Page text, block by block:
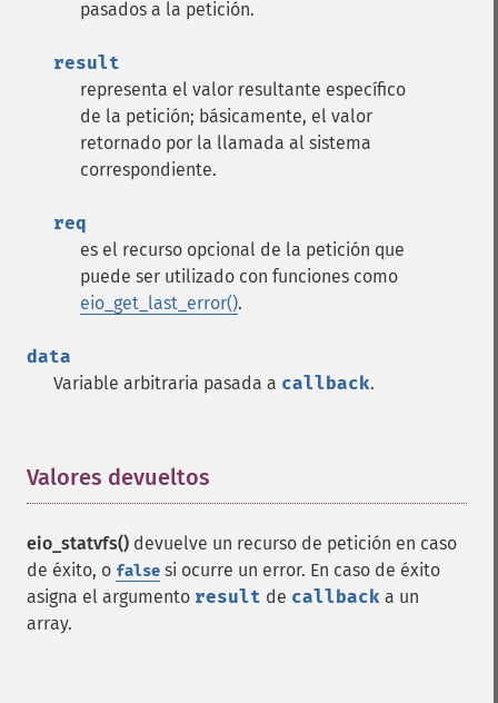
pasados a la petición.
result
representa el valor resultante específico
de la petición; básicamente, el valor
retornado por la llamada al sistema
correspondiente.
req
es el recurso opcional de la petición que
puede ser utilizado con funciones como
eio_get_last_error().
data
Variable arbitraria pasada a callback.
Valores devueltos
eio_statvfs() devuelve un recurso de petición en caso
de éxito, o false si ocurre un error. En caso de éxito
asigna el argumento result de callback a un
array.